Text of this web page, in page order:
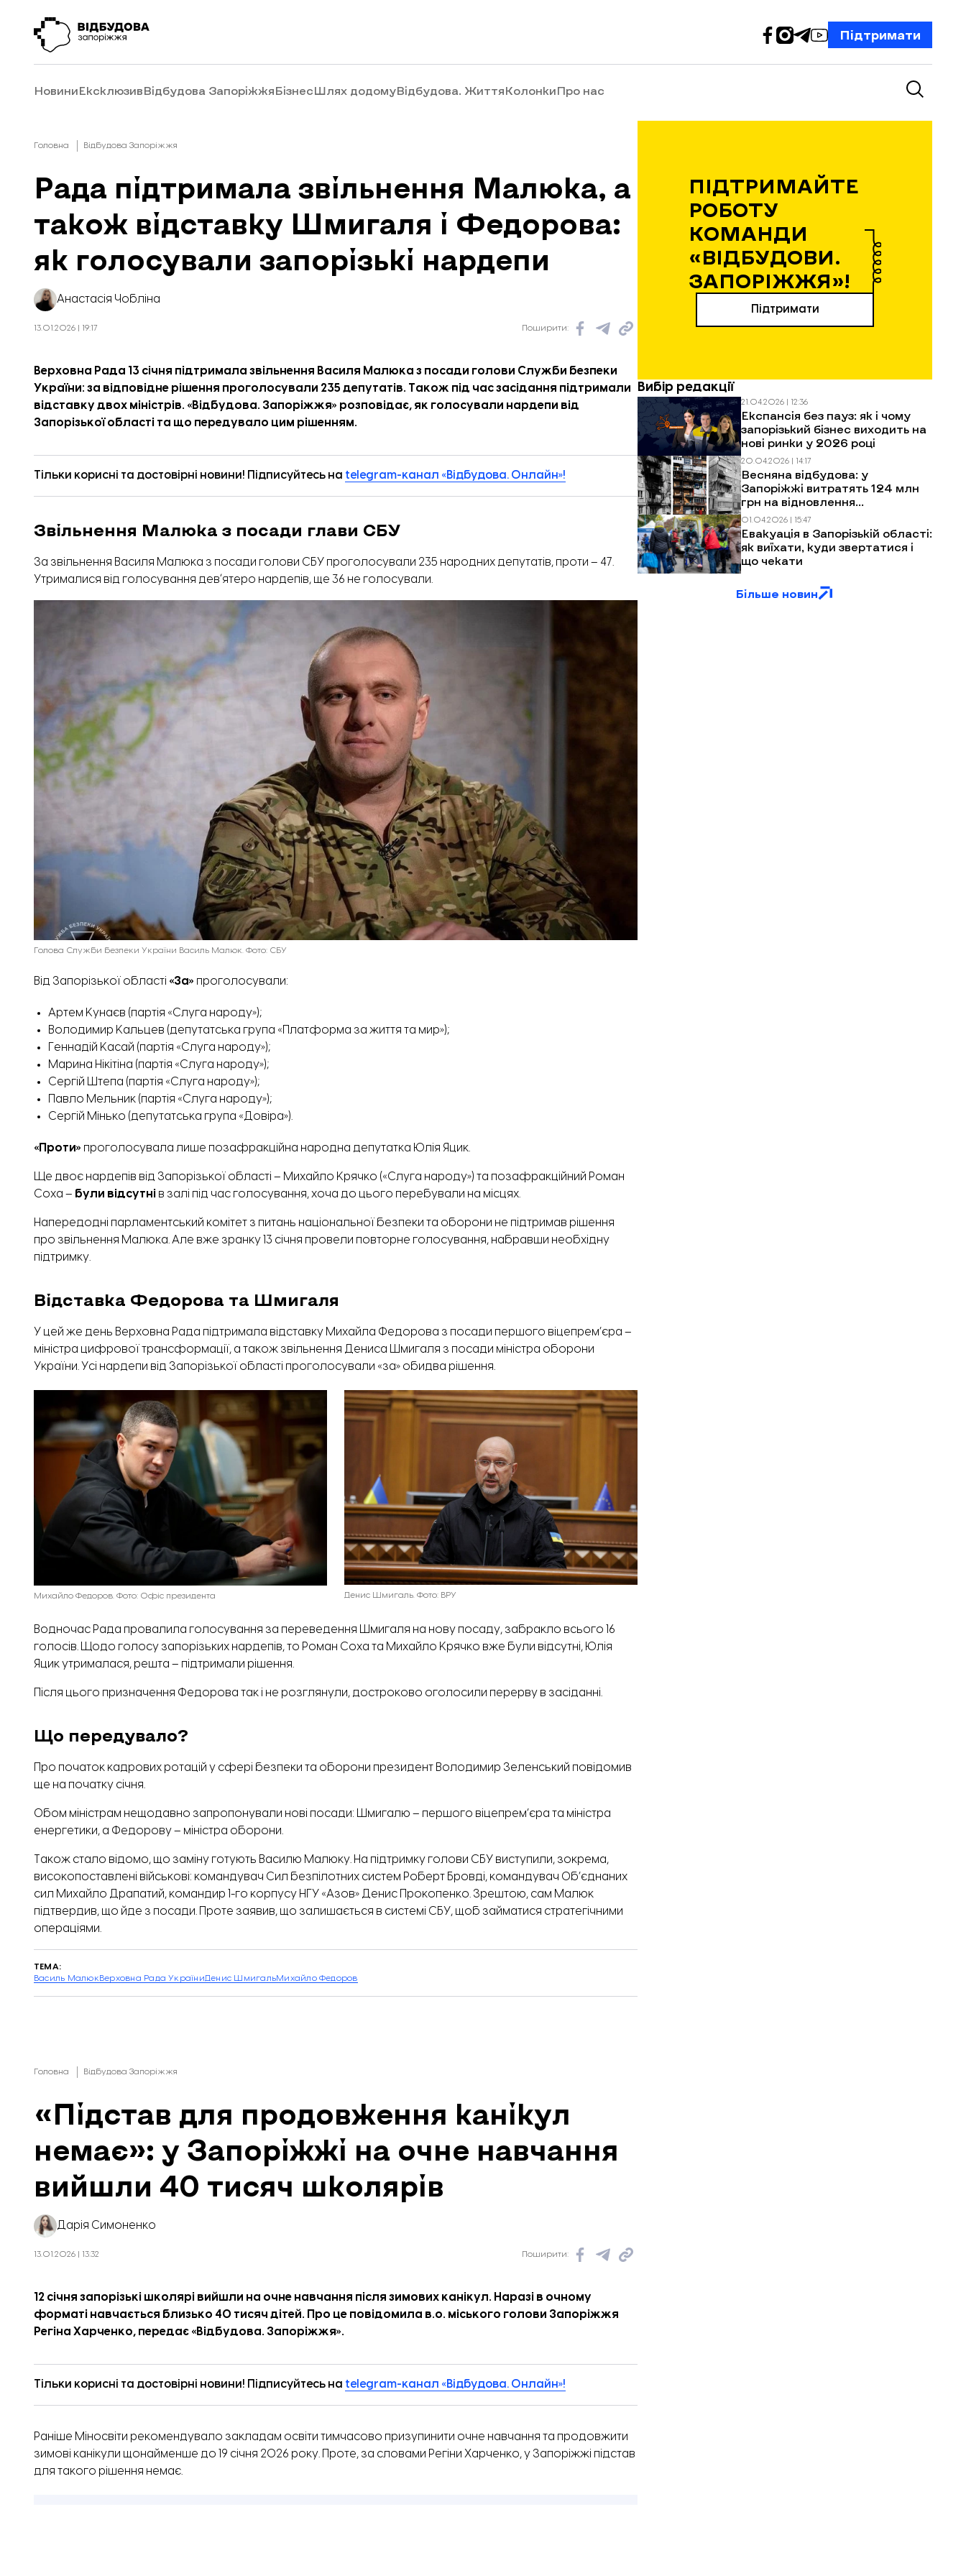
Підтримати
НовиниЕксклюзивВідбудова ЗапоріжжяБізнесШлях додомуВідбудова. ЖиттяКолонкиПро нас
Головна Відбудова Запоріжжя
Рада підтримала звільнення Малюка, а
також відставку Шмигаля і Федорова:
як голосували запорізькі нардепи
Анастасія Чобліна
13.01.2026 | 19:17 Поширити:
Верховна Рада 13 січня підтримала звільнення Василя Малюка з посади голови Служби безпеки
України: за відповідне рішення проголосували 235 депутатів. Також під час засідання підтримали
відставку двох міністрів. «Відбудова. Запоріжжя» розповідає, як голосували нардепи від
Запорізької області та що передувало цим рішенням.
Тільки корисні та достовірні новини! Підписуйтесь на telegram-канал «Відбудова. Онлайн»!
Звільнення Малюка з посади глави СБУ
За звільнення Василя Малюка з посади голови СБУ проголосували 235 народних депутатів, проти – 47.
Утрималися від голосування девʼятеро нардепів, ще 36 не голосували.
Голова Служби безпеки України Василь Малюк. Фото: СБУ
Від Запорізької області «За» проголосували:
Артем Кунаєв (партія «Слуга народу»);
Володимир Кальцев (депутатська група «Платформа за життя та мир»);
Геннадій Касай (партія «Слуга народу»);
Марина Нікітіна (партія «Слуга народу»);
Сергій Штепа (партія «Слуга народу»);
Павло Мельник (партія «Слуга народу»);
Сергій Мінько (депутатська група «Довіра»).
«Проти» проголосувала лише позафракційна народна депутатка Юлія Яцик.
Ще двоє нардепів від Запорізької області – Михайло Крячко («Слуга народу») та позафракційний Роман
Соха – були відсутні в залі під час голосування, хоча до цього перебували на місцях.
Напередодні парламентський комітет з питань національної безпеки та оборони не підтримав рішення
про звільнення Малюка. Але вже зранку 13 січня провели повторне голосування, набравши необхідну
підтримку.
Відставка Федорова та Шмигаля
У цей же день Верховна Рада підтримала відставку Михайла Федорова з посади першого віцепрем’єра –
міністра цифрової трансформації, а також звільнення Дениса Шмигаля з посади міністра оборони
України. Усі нардепи від Запорізької області проголосували «за» обидва рішення.
Михайло Федоров. Фото: Офіс президента Денис Шмигаль. Фото: ВРУ
Водночас Рада провалила голосування за переведення Шмигаля на нову посаду, забракло всього 16
голосів. Щодо голосу запорізьких нардепів, то Роман Соха та Михайло Крячко вже були відсутні, Юлія
Яцик утрималася, решта – підтримали рішення.
Після цього призначення Федорова так і не розглянули, достроково оголосили перерву в засіданні.
Що передувало?
Про початок кадрових ротацій у сфері безпеки та оборони президент Володимир Зеленський повідомив
ще на початку січня.
Обом міністрам нещодавно запропонували нові посади: Шмигалю – першого віцепрем’єра та міністра
енергетики, а Федорову – міністра оборони.
Також стало відомо, що заміну готують Василю Малюку. На підтримку голови СБУ виступили, зокрема,
високопоставлені військові: командувач Сил безпілотних систем Роберт Бровді, командувач Об’єднаних
сил Михайло Драпатий, командир 1-го корпусу НГУ «Азов» Денис Прокопенко. Зрештою, сам Малюк
підтвердив, що йде з посади. Проте заявив, що залишається в системі СБУ, щоб займатися стратегічними
операціями.
ТЕМА:
Василь МалюкВерховна Рада УкраїниДенис ШмигальМихайло Федоров
Головна Відбудова Запоріжжя
«Підстав для продовження канікул
немає»: у Запоріжжі на очне навчання
вийшли 40 тисяч школярів
Дарія Симоненко
13.01.2026 | 13:32 Поширити:
12 січня запорізькі школярі вийшли на очне навчання після зимових канікул. Наразі в очному
форматі навчається близько 40 тисяч дітей. Про це повідомила в.о. міського голови Запоріжжя
Регіна Харченко, передає «Відбудова. Запоріжжя».
Тільки корисні та достовірні новини! Підписуйтесь на telegram-канал «Відбудова. Онлайн»!
Раніше Міносвіти рекомендувало закладам освіти тимчасово призупинити очне навчання та продовжити
зимові канікули щонайменше до 19 січня 2026 року. Проте, за словами Регіни Харченко, у Запоріжжі підстав
для такого рішення немає.
ПІДТРИМАЙТЕ
РОБОТУ
КОМАНДИ
«ВІДБУДОВИ.
ЗАПОРІЖЖЯ»!
Підтримати
Вибір редакції
21.04.2026 | 12:36
Експансія без пауз: як і чому
запорізький бізнес виходить на
нові ринки у 2026 році
20.04.2026 | 14:17
Весняна відбудова: у
Запоріжжі витратять 124 млн
грн на відновлення
багатоповерхівок після
обстрілів
01.04.2026 | 15:47
Евакуація в Запорізькій області:
як виїхати, куди звертатися і
що чекати
Більше новин